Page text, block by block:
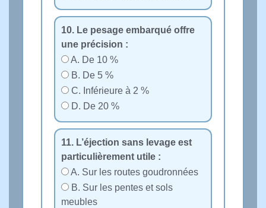
10. Le pesage embarqué offre
une précision :
A. De 10 %
B. De 5 %
C. Inférieure à 2 %
D. De 20 %
11. L’éjection sans levage est
particulièrement utile :
A. Sur les routes goudronnées
B. Sur les pentes et sols
meubles